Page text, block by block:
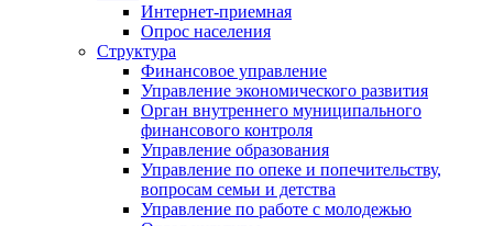
Интернет-приемная
Опрос населения
Структура
Финансовое управление
Управление экономического развития
Орган внутреннего муниципального
финансового контроля
Управление образования
Управление по опеке и попечительству,
вопросам семьи и детства
Управление по работе с молодежью